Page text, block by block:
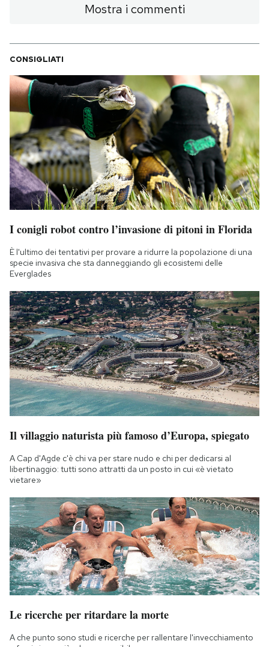
AREA PERSONALE
Area Personale
Newsletter
Notifiche mobile
Regala il Post
Hai bisogno di aiuto?
Esci
Mostra i commenti
CONSIGLIATI
I conigli robot contro l’invasione di pitoni in Florida
È l'ultimo dei tentativi per provare a ridurre la popolazione di una
specie invasiva che sta danneggiando gli ecosistemi delle
Everglades
Il villaggio naturista più famoso d’Europa, spiegato
A Cap d'Agde c'è chi va per stare nudo e chi per dedicarsi al
libertinaggio: tutti sono attratti da un posto in cui «è vietato
vietare»
Le ricerche per ritardare la morte
A che punto sono studi e ricerche per rallentare l'invecchiamento